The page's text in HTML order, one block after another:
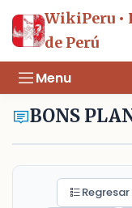
WikiPeru •
de Perú
Menu
BONS